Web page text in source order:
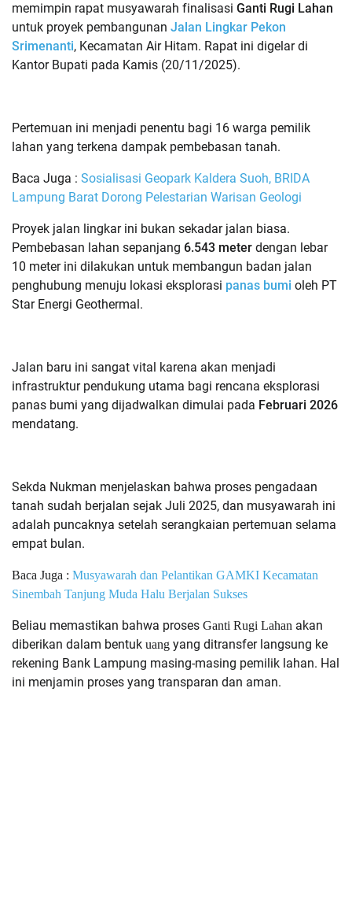
memimpin rapat musyawarah finalisasi Ganti Rugi Lahan
untuk proyek pembangunan Jalan Lingkar Pekon
Srimenanti, Kecamatan Air Hitam. Rapat ini digelar di
Kantor Bupati pada Kamis (20/11/2025).
Pertemuan ini menjadi penentu bagi 16 warga pemilik
lahan yang terkena dampak pembebasan tanah.
Baca Juga : Sosialisasi Geopark Kaldera Suoh, BRIDA
Lampung Barat Dorong Pelestarian Warisan Geologi
Proyek jalan lingkar ini bukan sekadar jalan biasa.
Pembebasan lahan sepanjang 6.543 meter dengan lebar
10 meter ini dilakukan untuk membangun badan jalan
penghubung menuju lokasi eksplorasi panas bumi oleh PT
Star Energi Geothermal.
Jalan baru ini sangat vital karena akan menjadi
infrastruktur pendukung utama bagi rencana eksplorasi
panas bumi yang dijadwalkan dimulai pada Februari 2026
mendatang.
Sekda Nukman menjelaskan bahwa proses pengadaan
tanah sudah berjalan sejak Juli 2025, dan musyawarah ini
adalah puncaknya setelah serangkaian pertemuan selama
empat bulan.
Baca Juga : Musyawarah dan Pelantikan GAMKI Kecamatan
Sinembah Tanjung Muda Halu Berjalan Sukses
Beliau memastikan bahwa proses Ganti Rugi Lahan akan
diberikan dalam bentuk uang yang ditransfer langsung ke
rekening Bank Lampung masing-masing pemilik lahan. Hal
ini menjamin proses yang transparan dan aman.